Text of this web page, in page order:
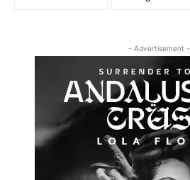
- Advertisement -